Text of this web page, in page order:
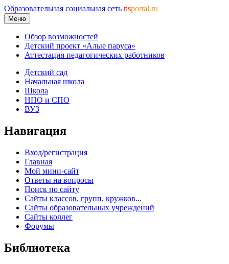
Образовательная социальная сеть nsportal.ru
Меню
Обзор возможностей
Детский проект «Алые паруса»
Аттестация педагогических работников
Детский сад
Начальная школа
Школа
НПО и СПО
ВУЗ
Навигация
Вход/регистрация
Главная
Мой мини-сайт
Ответы на вопросы
Поиск по сайту
Сайты классов, групп, кружков...
Сайты образовательных учреждений
Сайты коллег
Форумы
Библиотека